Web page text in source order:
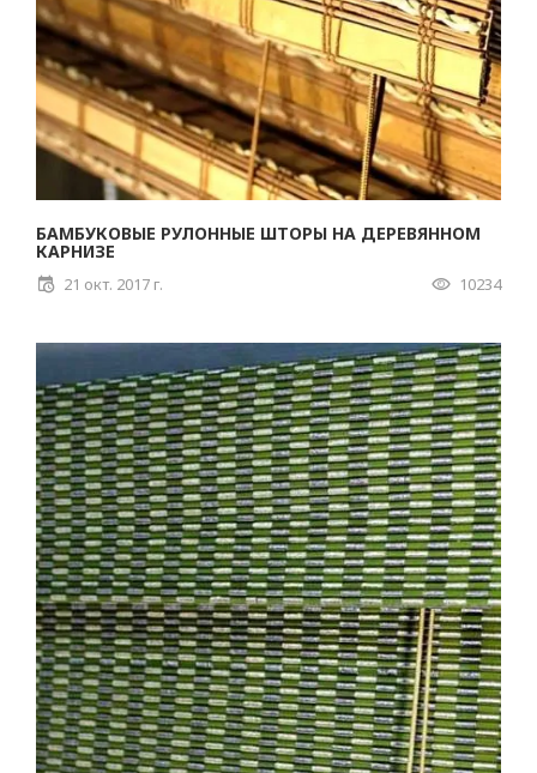
БАМБУКОВЫЕ РУЛОННЫЕ ШТОРЫ НА ДЕРЕВЯННОМ
КАРНИЗЕ
21 окт. 2017 г. 10234